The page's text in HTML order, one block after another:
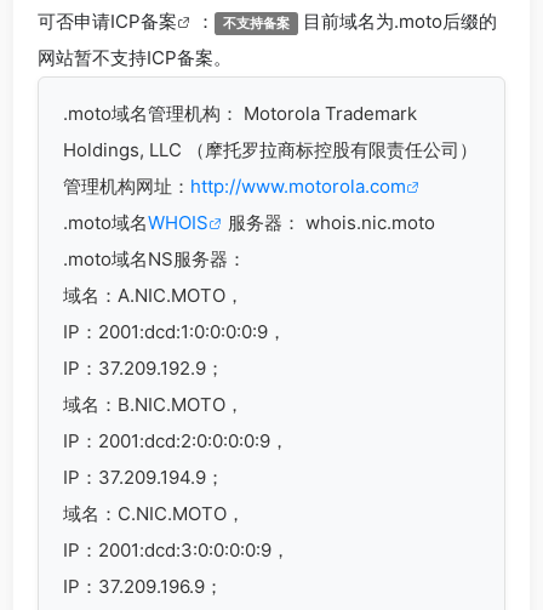
可否申请ICP备案 ： 不支持备案 目前域名为.moto后缀的
网站暂不支持ICP备案。
.moto域名管理机构： Motorola Trademark
Holdings, LLC （摩托罗拉商标控股有限责任公司）
管理机构网址： http://www.motorola.com
.moto域名WHOIS
服务器： whois.nic.moto
.moto域名NS服务器：
域名：A.NIC.MOTO，
IP：2001:dcd:1:0:0:0:0:9，
IP：37.209.192.9；
域名：B.NIC.MOTO，
IP：2001:dcd:2:0:0:0:0:9，
IP：37.209.194.9；
域名：C.NIC.MOTO，
IP：2001:dcd:3:0:0:0:0:9，
IP：37.209.196.9；